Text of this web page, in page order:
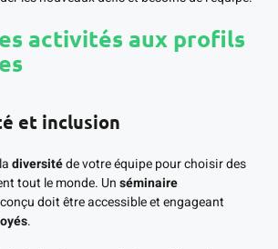
activités aux profils
et inclusion
diversitéde votre équipe pour choisir des
tout le monde. Unséminaire
doit être accessible et engageant
.